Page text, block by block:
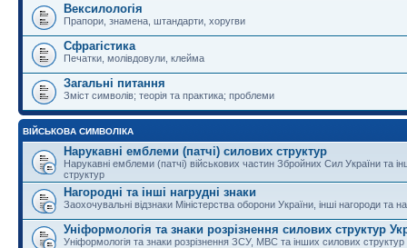
Вексилологія
Прапори, знамена, штандарти, хоругви
Сфрагістика
Печатки, молівдовули, клейма
Загальні питання
Зміст символів; теорія та практика; проблеми
ВІЙСЬКОВА СИМВОЛІКА
Нарукавні емблеми (патчі) силових структур
Нарукавні емблеми (патчі) військових частин Збройних Сил України та
структур
Нагородні та інші нагрудні знаки
Заохочувальні відзнаки Міністерства оборони України, інші нагороди та
Уніформологія та знаки розрізнення силових структур
Уніформологія та знаки розрізнення ЗСУ, МВС та інших силових структур